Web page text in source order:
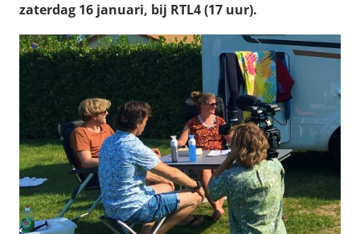
zaterdag 16 januari, bij RTL4 (17 uur).